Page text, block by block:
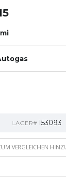
LAGER# 153093
VERGLEICHEN